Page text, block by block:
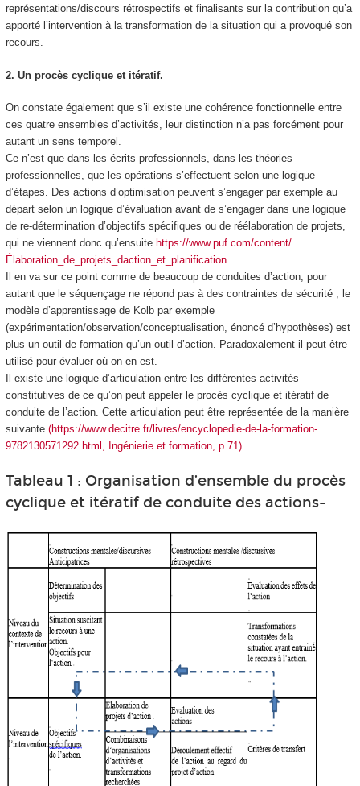
représentations/discours rétrospectifs et finalisants sur la contribution qu’a
apporté l’intervention à la transformation de la situation qui a provoqué son
recours.
2. Un procès cyclique et itératif.
On constate également que s’il existe une cohérence fonctionnelle entre
ces quatre ensembles d’activités, leur distinction n’a pas forcément pour
autant un sens temporel.
Ce n’est que dans les écrits professionnels, dans les théories
professionnelles, que les opérations s’effectuent selon une logique
d’étapes. Des actions d’optimisation peuvent s’engager par exemple au
départ selon un logique d’évaluation avant de s’engager dans une logique
de re-détermination d’objectifs spécifiques ou de réélaboration de projets,
qui ne viennent donc qu’ensuite https://www.puf.com/content/
Élaboration_de_projets_daction_et_planification
Il en va sur ce point comme de beaucoup de conduites d’action, pour
autant que le séquençage ne répond pas à des contraintes de sécurité ; le
modèle d’apprentissage de Kolb par exemple
(expérimentation/observation/conceptualisation, énoncé d’hypothèses) est
plus un outil de formation qu’un outil d’action. Paradoxalement il peut être
utilisé pour évaluer où on en est.
Il existe une logique d’articulation entre les différentes activités
constitutives de ce qu’on peut appeler le procès cyclique et itératif de
conduite de l’action. Cette articulation peut être représentée de la manière
suivante (https://www.decitre.fr/livres/encyclopedie-de-la-formation-
9782130571292.html, Ingénierie et formation, p.71)
Tableau 1 : Organisation d’ensemble du procès
cyclique et itératif de conduite des actions-